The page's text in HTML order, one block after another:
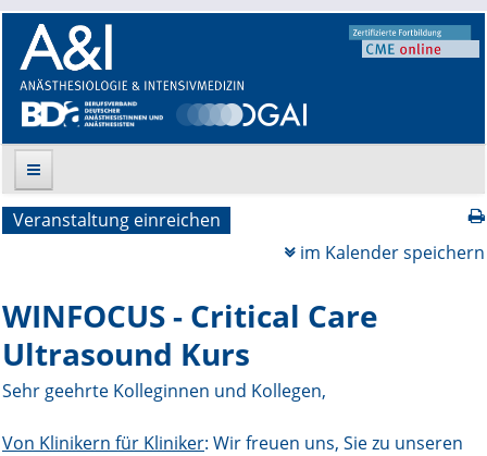
Suche
Archiv
Supplements
Veranstaltung einreichen
im Kalender speichern
WINFOCUS - Critical Care
Ultrasound Kurs
Sehr geehrte Kolleginnen und Kollegen,
Von Klinikern für Kliniker: Wir freuen uns, Sie zu unseren